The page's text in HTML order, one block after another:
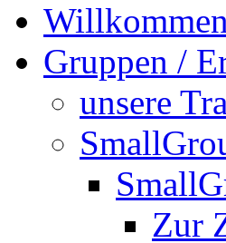
Willkommen
Gruppen /
unsere
Zur